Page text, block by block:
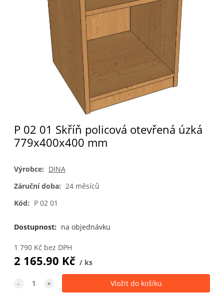
P 02 01 Skříň policová otevřená úzká
779x400x400 mm
Výrobce: DINA
Záruční doba: 24 měsíců
Kód: P 02 01
Dostupnost: na objednávku
1 790Kč bez DPH
2 165.90 Kč ks